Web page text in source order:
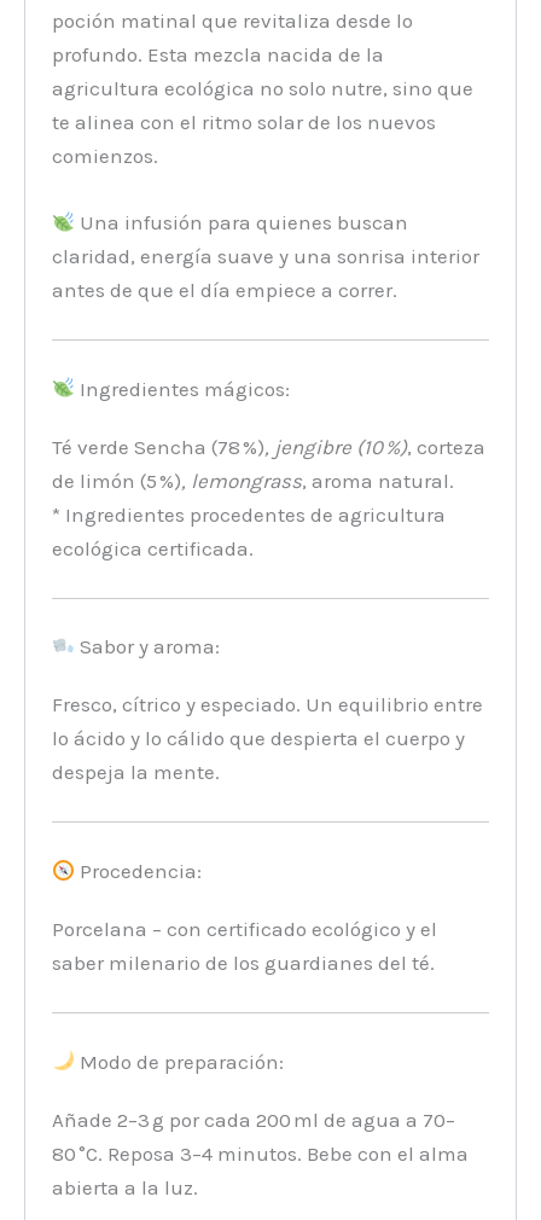
poción matinal que revitaliza desde lo
profundo. Esta mezcla nacida de la
agricultura ecológica no solo nutre, sino que
te alinea con el ritmo solar de los nuevos
comienzos.
Una infusión para quienes buscan
claridad, energía suave y una sonrisa interior
antes de que el día empiece a correr.
Ingredientes mágicos:
Té verde Sencha (78 %), jengibre (10 %), corteza
de limón (5 %), lemongrass, aroma natural.
* Ingredientes procedentes de agricultura
ecológica certificada.
Sabor y aroma:
Fresco, cítrico y especiado. Un equilibrio entre
lo ácido y lo cálido que despierta el cuerpo y
despeja la mente.
Procedencia:
Porcelana – con certificado ecológico y el
saber milenario de los guardianes del té.
Modo de preparación:
Añade 2–3 g por cada 200 ml de agua a 70–
80 °C. Reposa 3–4 minutos. Bebe con el alma
abierta a la luz.